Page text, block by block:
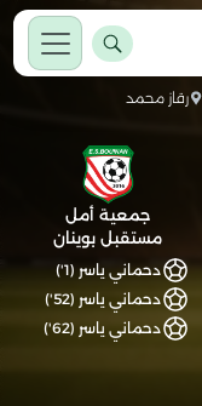
رقاز محمد
جمعية أمل
مستقبل بوينان
دحماني ياسر (1')
دحماني ياسر (52')
دحماني ياسر (62')